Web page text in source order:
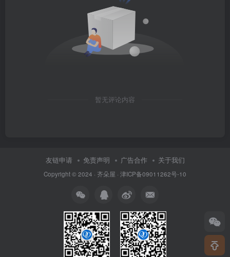
暂无评论内容
友链申请 免责声明 广告合作 关于我们
Copyright © 2024 · 齐朵屋 · 津ICP备09011262号-10